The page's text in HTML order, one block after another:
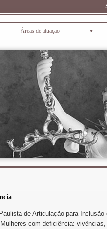
Áreas de atuação •
de Articulação para Inclusão
com deficiência: vivências,